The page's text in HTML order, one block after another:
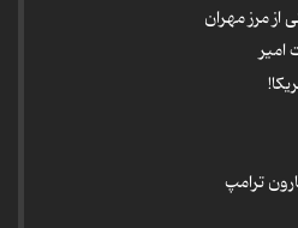
از مرز مهران
ترامپ